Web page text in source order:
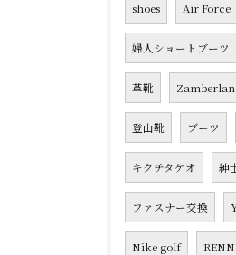
shoes Air Force
婦人ショートブーツ
革靴 Zamberlan
登山靴 ブーツ
キクチタケオ 紳
ファスナー交換
Nike golf